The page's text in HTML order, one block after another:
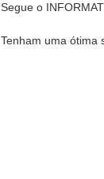
Segue o
Tenham uma ótima